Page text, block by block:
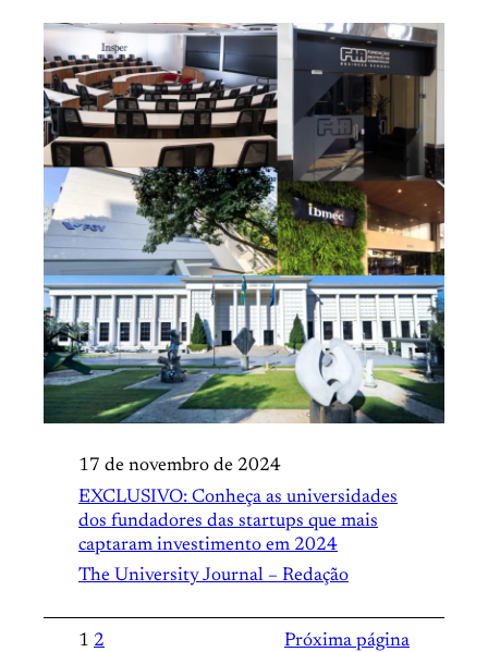
17 de novembro de 2024
EXCLUSIVO: Conheça as universidades
dos fundadores das startups que mais
captaram investimento em 2024
The University Journal – Redação
1 2 Próxima página